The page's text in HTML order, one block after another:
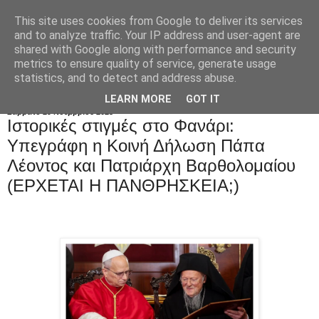
Ιστορικές στιγμές στο Φανάρι:
Υπεγράφη η Κοινή Δήλωση Πάπα
Λέοντος και Πατριάρχη Βαρθολομαίου
(EPXETAI H ΠΑΝΘΡΗΣΚΕΙΑ;)
This site uses cookies from Google to deliver its services
and to analyze traffic. Your IP address and user-agent are
shared with Google along with performance and security
metrics to ensure quality of service, generate usage
statistics, and to detect and address abuse.
LEARN MORE GOT IT